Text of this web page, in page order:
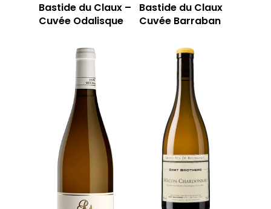
Bastide du Claux –
Cuvée Odalisque
Bastide du Claux
Cuvée Barraban